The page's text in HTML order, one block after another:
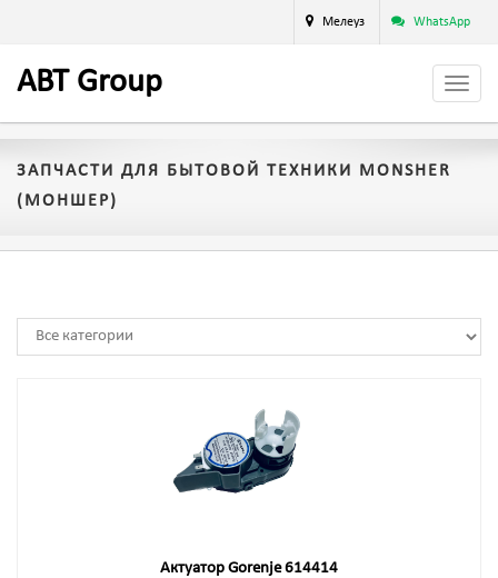
Мелеуз WhatsApp
ABT Group
ЗАПЧАСТИ ДЛЯ БЫТОВОЙ ТЕХНИКИ MONSHER
(МОНШЕР)
Актуатор Gorenje 614414